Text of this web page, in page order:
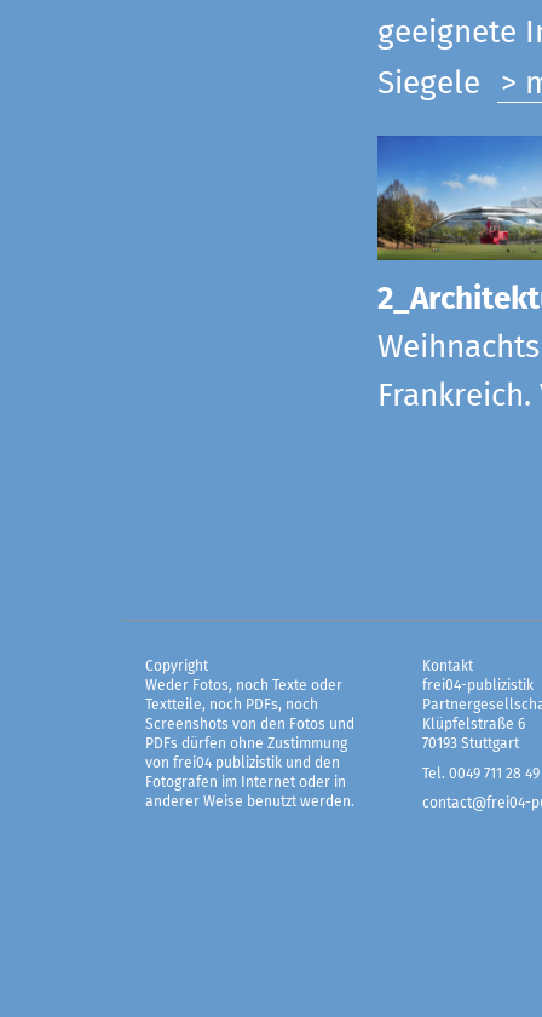
geeignete
Siegele >
Copyright
Weder Fotos, noch Texte oder
Textteile, noch PDFs, noch
Screenshots von den Fotos und
PDFs dürfen ohne Zustimmung
von frei04 publizistik und den
Fotografen im Internet oder in
anderer Weise benutzt werden.
Kontakt
frei04-publizistik
Klüpfelstraße 6
70193 Stuttgart
Tel. 0049 711 28 49
contact@frei04-